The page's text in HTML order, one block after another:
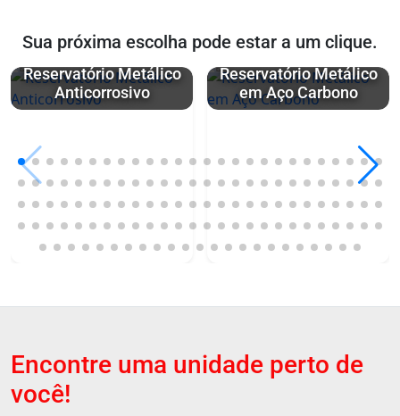
Sua próxima escolha pode estar a um clique.
Reservatório Metálico
Anticorrosivo
Reservatório Metálico
em Aço Carbono
Encontre uma unidade perto de
você!